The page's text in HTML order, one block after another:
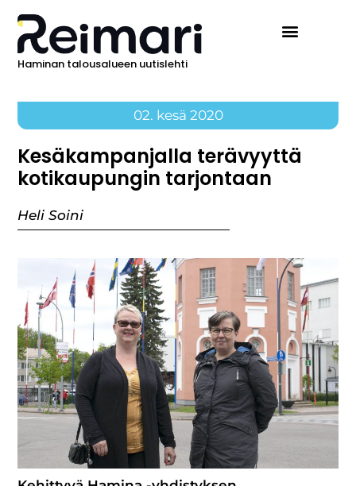
Haminan talousalueen uutislehti
02. kesä 2020
Kesäkampanjalla terävyyttä
kotikaupungin tarjontaan
Heli Soini